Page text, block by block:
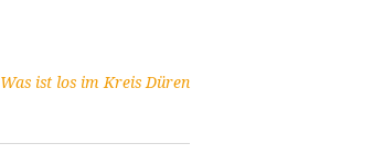
Was ist los im Kreis Düren